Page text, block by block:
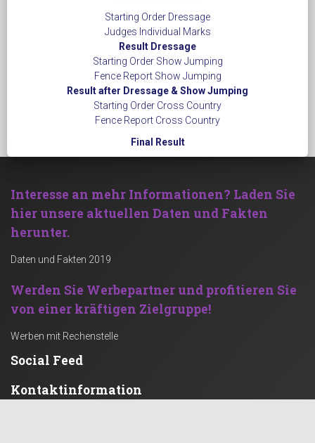
Starting Order Dressage
Judges Individual Marks
Result Dressage
Starting Order Show Jumping
Fence Report Show Jumping
Result after Dressage & Show Jumping
Starting Order Cross Country
Fence Report Cross Country
Final Result
Interesse an mehr Informationen? Laden Sie
hier unsere aktuellen Daten und Fakten
herunter.
Daten und Fakten 2019
Werden Sie Werbepartner und profitieren Sie
von einer kräftigen Zielgruppe!
Werben mit Rechenstelle
Social Feed
Kontaktinformation